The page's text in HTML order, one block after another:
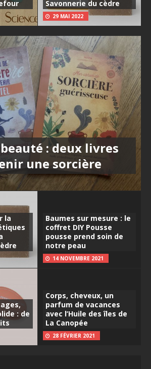
Savonnerie du cèdre
29 MAI 2022
: deux livres
une sorcière
la
Baumes sur mesure : le
coffret DIY Pousse
pousse prend soin de
notre peau
14 NOVEMBRE 2021
: de
Corps, cheveux, un
parfum de vacances
avec l’Huile des îles de
La Canopée
28 FÉVRIER 2021